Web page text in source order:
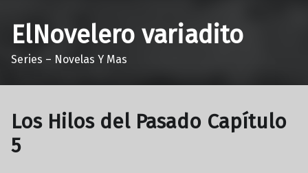
ElNovelero variadito
Series – Novelas Y Mas
Los Hilos del Pasado Capítulo
5